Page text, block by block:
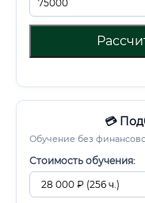
💳
Обучение без
Стоимость обучения: